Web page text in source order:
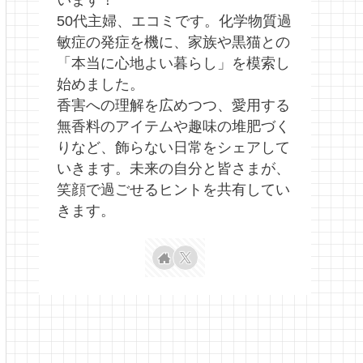
50代主婦、エコミです。化学物質過
敏症の発症を機に、家族や黒猫との
「本当に心地よい暮らし」を模索し
始めました。
香害への理解を広めつつ、愛用する
無香料のアイテムや趣味の堆肥づく
りなど、飾らない日常をシェアして
いきます。未来の自分と皆さまが、
笑顔で過ごせるヒントを共有してい
きます。